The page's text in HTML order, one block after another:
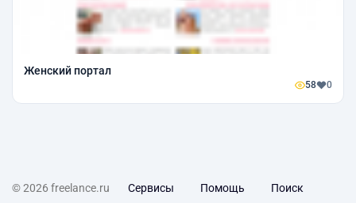
Женский портал
58 0
© 2026 freelance.ru Сервисы Помощь Поиск